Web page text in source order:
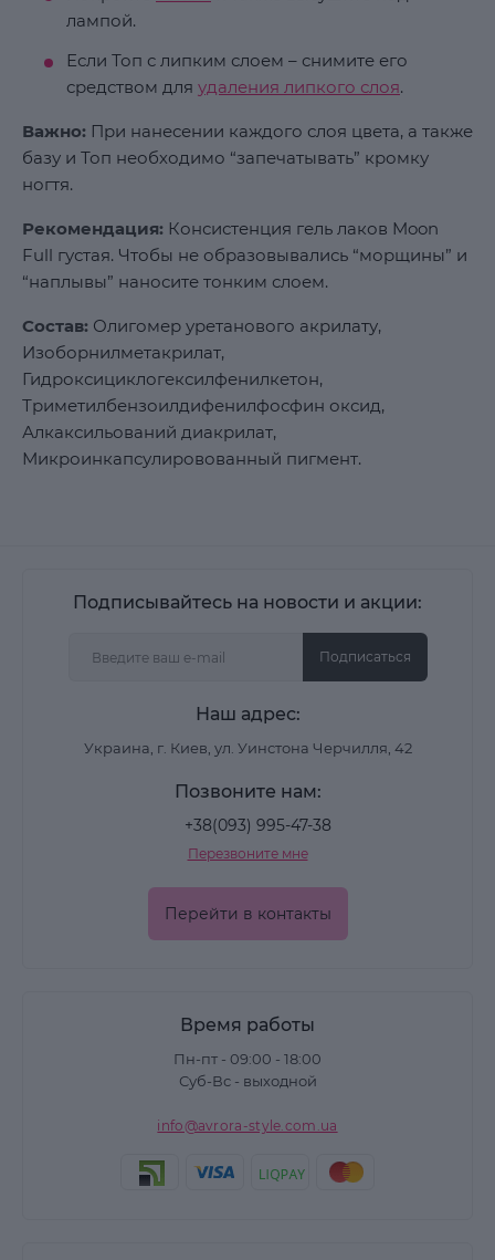
лампой.
Если Топ с липким слоем – снимите его
средством для удаления липкого слоя.
Важно: При нанесении каждого слоя цвета, а также
базу и Топ необходимо “запечатывать” кромку
ногтя.
Рекомендация: Консистенция гель лаков Moon
Full густая. Чтобы не образовывались “морщины” и
“наплывы” наносите тонким слоем.
Состав: Олигомер уретанового акрилату,
Изоборнилметакрилат,
Гидроксициклогексилфенилкетон,
Триметилбензоилдифенилфосфин оксид,
Алкаксильований диакрилат,
Микроинкапсулировованный пигмент.
Подписывайтесь на новости и акции:
Подписаться
Наш адрес:
Украина, г. Киев, ул. Уинстона Черчилля, 42
Позвоните нам:
+38(093) 995-47-38
Перезвоните мне
Перейти в контакты
Время работы
Пн-пт - 09:00 - 18:00
Суб-Вс - выходной
info@avrora-style.com.ua